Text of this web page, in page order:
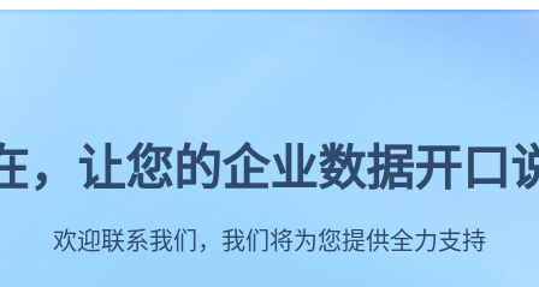
，让您的企业数据开口
欢迎联系我们，我们将为您提供全力支持